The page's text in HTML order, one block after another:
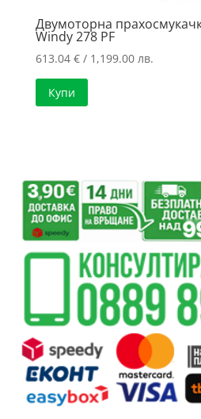
Двумоторна
Windy 278 PF
613.04 €/ 1,199.00 лв.
Купи